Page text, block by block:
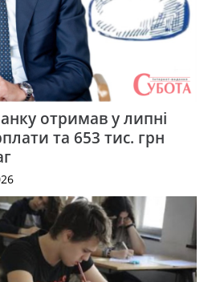
отримав у липні
та 653 тис. грн